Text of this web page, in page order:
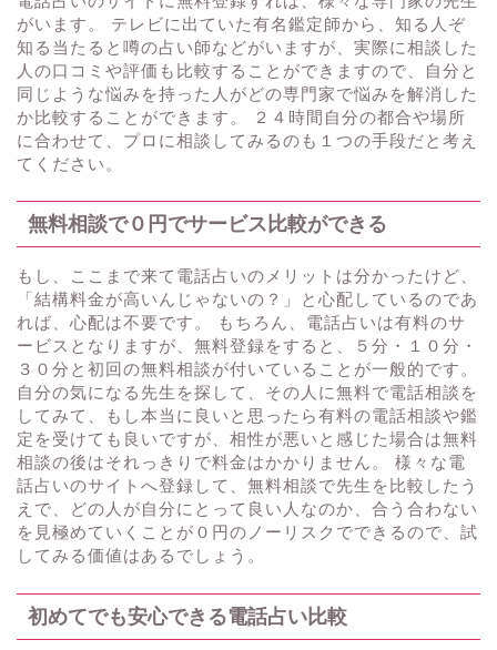
がいます。 テレビに出ていた有名鑑定師から、知る人ぞ
知る当たると噂の占い師などがいますが、実際に相談した
人の口コミや評価も比較することができますので、自分と
同じような悩みを持った人がどの専門家で悩みを解消した
か比較することができます。 ２４時間自分の都合や場所
に合わせて、プロに相談してみるのも１つの手段だと考え
てください。
無料相談で０円でサービス比較ができる
もし、ここまで来て電話占いのメリットは分かったけど、
「結構料金が高いんじゃないの？」と心配しているのであ
れば、心配は不要です。 もちろん、電話占いは有料のサ
ービスとなりますが、無料登録をすると、５分・１０分・
３０分と初回の無料相談が付いていることが一般的です。
自分の気になる先生を探して、その人に無料で電話相談を
してみて、もし本当に良いと思ったら有料の電話相談や鑑
定を受けても良いですが、相性が悪いと感じた場合は無料
相談の後はそれっきりで料金はかかりません。 様々な電
話占いのサイトへ登録して、無料相談で先生を比較したう
えで、どの人が自分にとって良い人なのか、合う合わない
を見極めていくことが０円のノーリスクでできるので、試
してみる価値はあるでしょう。
初めてでも安心できる電話占い比較